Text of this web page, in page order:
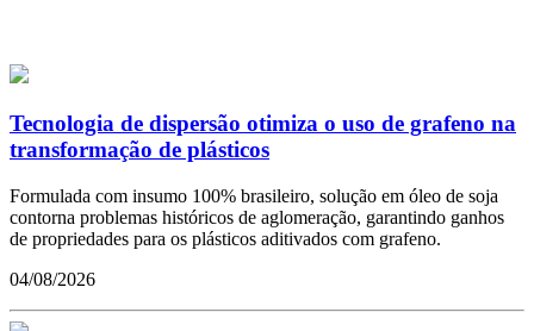
Tecnologia de dispersão otimiza o uso de grafeno na
transformação de plásticos
Formulada com insumo 100% brasileiro, solução em óleo de soja
contorna problemas históricos de aglomeração, garantindo ganhos
de propriedades para os plásticos aditivados com grafeno.
04/08/2026